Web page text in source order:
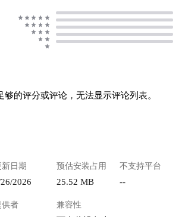
够的评分或评论，无法显示评论列表。
新日期
2026
预估安装占用
25.52 MB
不支持平台
--
供者 兼容性